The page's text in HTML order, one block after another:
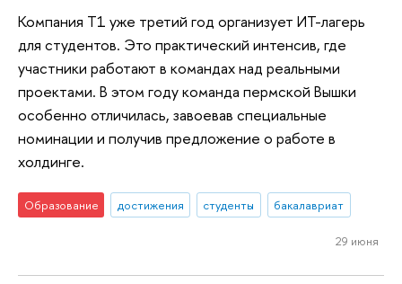
Компания Т1 уже третий год организует ИТ-лагерь
для студентов. Это практический интенсив, где
участники работают в командах над реальными
проектами. В этом году команда пермской Вышки
особенно отличилась, завоевав специальные
номинации и получив предложение о работе в
холдинге.
Образование достижения студенты бакалавриат
29 июня